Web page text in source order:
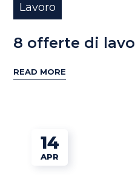
Lavoro
8 offerte di
READ MORE
14
APR